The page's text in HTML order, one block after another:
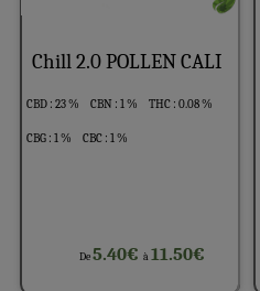
Chill 2.0 POLLEN CALI
CBD : 23 % CBN : 1 % THC : 0.08 %
CBG : 1 % CBC : 1 %
De5.40€à11.50€